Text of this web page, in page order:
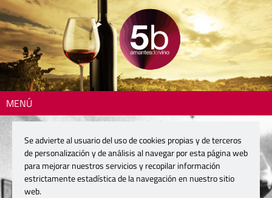
MENÚ
Se advierte al usuario del uso de cookies propias y de terceros
de personalización y de análisis al navegar por esta página web
para mejorar nuestros servicios y recopilar información
estrictamente estadística de la navegación en nuestro sitio
web.